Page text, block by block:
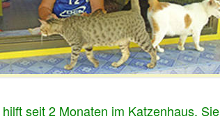
hilft seit 2 Monaten im Katzenhaus. Sie